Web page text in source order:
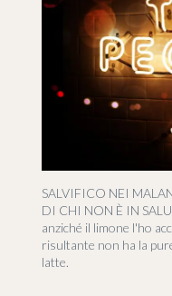
SALVIFICO NEI
DI CHI NON È IN
anziché il limone l'ho
risultante non ha la
latte.